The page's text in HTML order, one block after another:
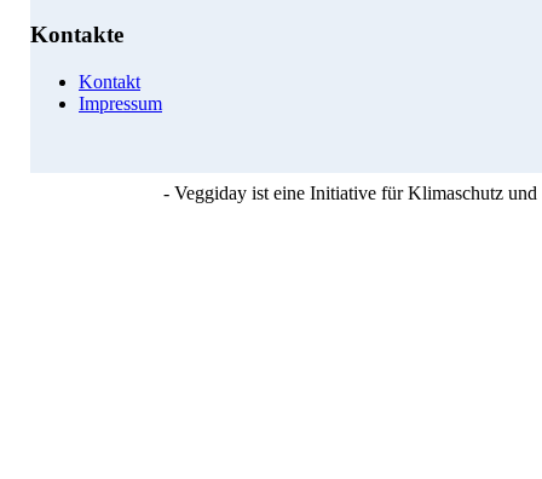
Kontakte
Kontakt
Impressum
- Veggiday ist eine Initiative für Klimaschutz